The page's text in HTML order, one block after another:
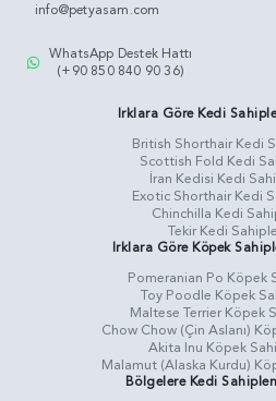
info@petyasam.com
WhatsApp Destek Hattı
(+90 850 840 90 36)
Irklara Göre Kedi
British Shorthair Kedi
Scottish Fold Kedi
İran Kedisi Kedi
Exotic Shorthair Kedi
Chinchilla Kedi
Tekir Kedi
Irklara Göre Köpek
Pomeranian Po Köpek
Toy Poodle Köpek
Maltese Terrier Köpek
Chow Chow (Çin Aslanı)
Akita Inu Köpek
Malamut (Alaska Kurdu)
Bölgelere Kedi